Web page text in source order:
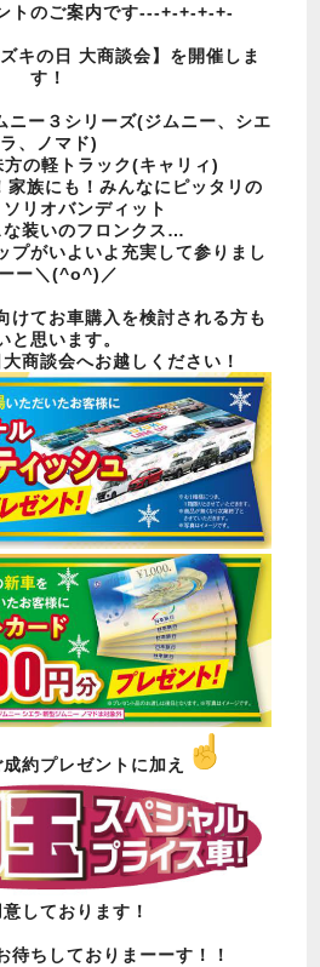
トのご案内です---+-+-+-+-
キの日 大商談会】を開催しま
す！
ニー３シリーズ(ジムニー、シエ
ラ、ノマド)
の軽トラック(キャリィ)
家族にも！みんなにピッタリの
リオバンディット
な装いのフロンクス…
プがいよいよ充実して参りまし
ー＼(^o^)／
けてお車購入を検討される方も
と思います。
商談会へお越しください！
約プレゼントに加え
しております！
待ちしておりまーーす！！